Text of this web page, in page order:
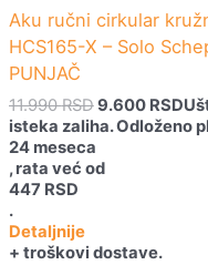
Aku ručni cirkular
HCS165-X – Solo
PUNJAČ
11.990RSD9.600 RSD
isteka zaliha.Odloženo
24 meseca
, rata već od
447 RSD
.
Detaljnije
+ troškovi dostave.